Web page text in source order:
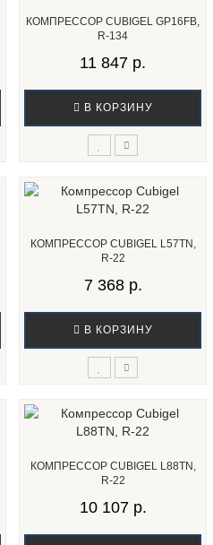
КОМПРЕССОР CUBIGEL GP16FB,
R-134
11 847 р.
В КОРЗИНУ
КОМПРЕССОР CUBIGEL L57TN,
R-22
7 368 р.
В КОРЗИНУ
КОМПРЕССОР CUBIGEL L88TN,
R-22
10 107 р.